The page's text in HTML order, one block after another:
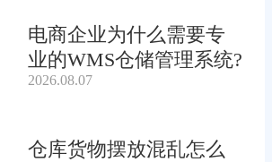
电商企业为什么需要专
业的WMS仓储管理系统?
2026.08.07
仓库货物摆放混乱怎么